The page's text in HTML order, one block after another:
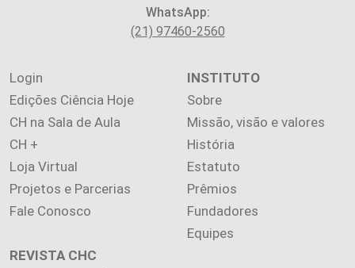
WhatsApp:
(21) 97460-2560
Login
Edições Ciência Hoje
CH na Sala de Aula
CH +
Loja Virtual
Projetos e Parcerias
Fale Conosco
INSTITUTO
Sobre
Missão, visão e valores
História
Estatuto
Prêmios
Fundadores
Equipes
REVISTA CHC